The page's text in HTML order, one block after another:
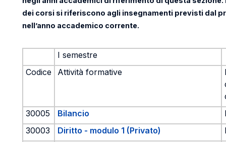
dei corsi si riferiscono agli insegnamenti previsti dal
nell’anno accademico corrente.
I semestre
Codice
Attività formative
30005
Bilancio
30003
Diritto - modulo 1 (Privato)